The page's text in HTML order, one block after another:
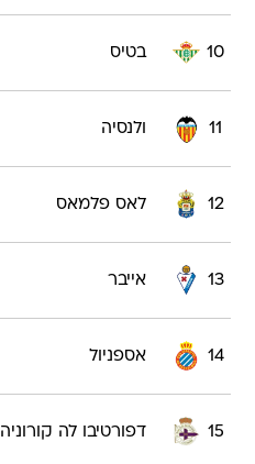
10 בטיס
11 ולנסיה
12 לאס פלמאס
13 אייבר
14 אספניול
15 דפורטיבו לה קורוניה